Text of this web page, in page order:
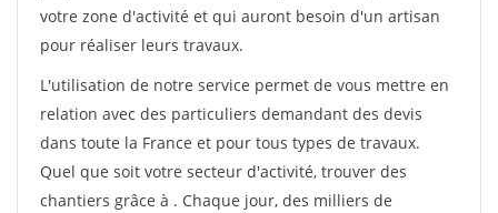
votre zone d'activité et qui auront besoin d'un artisan
pour réaliser leurs travaux.
L'utilisation de notre service permet de vous mettre en
relation avec des particuliers demandant des devis
dans toute la France et pour tous types de travaux.
Quel que soit votre secteur d'activité, trouver des
chantiers grâce à . Chaque jour, des milliers de